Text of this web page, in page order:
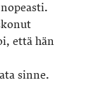
että hän
sinne.